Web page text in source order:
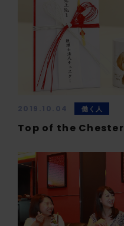
2019.10.04 働く人
Top of the Chester